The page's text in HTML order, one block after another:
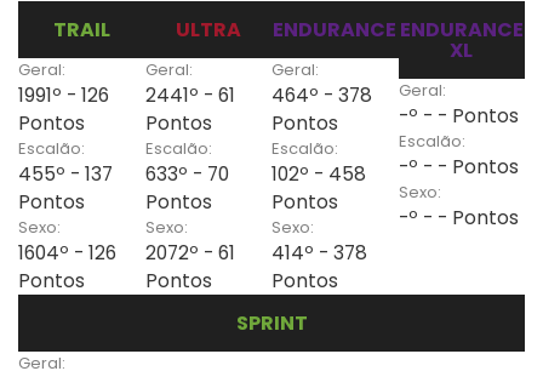
TRAIL
Geral:
1991º - 126
Pontos
Escalão:
455º - 137
Pontos
Sexo:
1604º - 126
Pontos
ULTRA
Geral:
2441º - 61
Pontos
Escalão:
633º - 70
Pontos
Sexo:
2072º - 61
Pontos
ENDURANCE
Geral:
464º - 378
Pontos
Escalão:
102º - 458
Pontos
Sexo:
414º - 378
Pontos
ENDURANCE
XL
Geral:
-º - - Pontos
Escalão:
-º - - Pontos
Sexo:
-º - - Pontos
SPRINT
Geral: